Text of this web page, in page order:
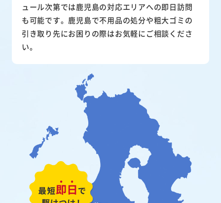
ュール次第では鹿児島の対応エリアへの即日訪問
も可能です。鹿児島で不用品の処分や粗大ゴミの
引き取り先にお困りの際はお気軽にご相談くださ
い。